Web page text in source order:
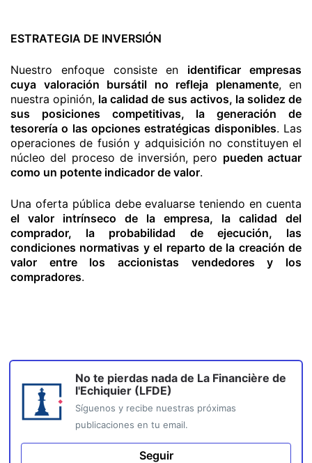
ESTRATEGIA DE INVERSIÓN
Nuestro enfoque consiste en identificar empresas
cuya valoración bursátil no refleja plenamente, en
nuestra opinión, la calidad de sus activos, la solidez de
sus posiciones competitivas, la generación de
tesorería o las opciones estratégicas disponibles. Las
operaciones de fusión y adquisición no constituyen el
núcleo del proceso de inversión, pero pueden actuar
como un potente indicador de valor.
Una oferta pública debe evaluarse teniendo en cuenta
el valor intrínseco de la empresa, la calidad del
comprador, la probabilidad de ejecución, las
condiciones normativas y el reparto de la creación de
valor entre los accionistas vendedores y los
compradores.
No te pierdas nada de La Financière de
l'Echiquier (LFDE)
Síguenos y recibe nuestras próximas
publicaciones en tu email.
Seguir